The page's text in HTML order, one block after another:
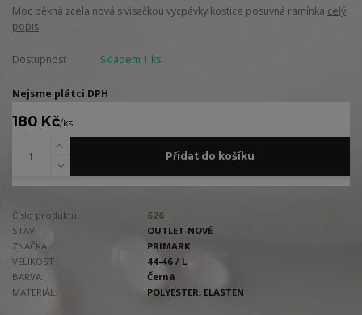
Moc pěkná zcela nová s visačkou vycpávky kostice posuvná ramínka celý
popis
Dostupnost Skladem 1 ks
Nejsme plátci DPH
180 Kč/ks
Přidat do košíku
Číslo produktu:
626
STAV:
OUTLET-NOVÉ
ZNAČKA:
PRIMARK
VELIKOST :
44-46 / L
BARVA:
Černá
MATERIÁL:
POLYESTER, ELASTEN